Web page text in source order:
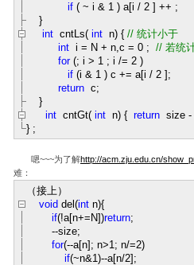
if ( ~ i & 1 ) a[i / 2 ] ++ ;
}
int cntLs( int n) { // 统计小于
int i = N + n,c = 0 ; // 若统
for (; i > 1 ; i /= 2 )
if (i & 1 ) c += a[i / 2 ];
return c;
}
int cntGt( int n) { return size -
} ;
嗯~~~为了解http://acm.zju.edu.cn/
难：
（接上）
void del(int n){
if(!a[n+= N])return;
--size;
for(--a[n]; n>1; n/=2)
if(~n&1)--a[n/2];